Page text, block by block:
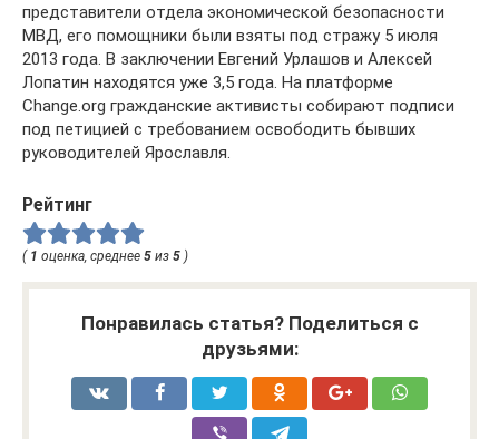
представители отдела экономической безопасности
МВД, его помощники были взяты под стражу 5 июля
2013 года. В заключении Евгений Урлашов и Алексей
Лопатин находятся уже 3,5 года. На платформе
Сhange.org гражданские активисты собирают подписи
под петицией с требованием освободить бывших
руководителей Ярославля.
Рейтинг
( 1 оценка, среднее 5 из 5 )
Понравилась статья? Поделиться с
друзьями: